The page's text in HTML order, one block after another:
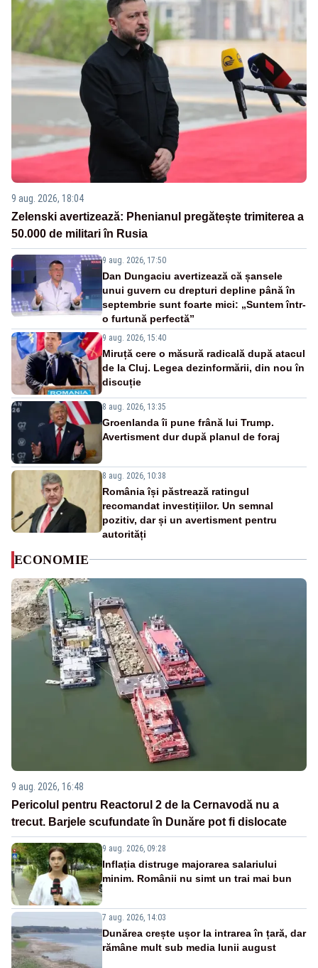
9 aug. 2026, 18:04
Zelenski avertizează: Phenianul pregătește trimiterea a
50.000 de militari în Rusia
9 aug. 2026, 17:50
Dan Dungaciu avertizează că șansele
unui guvern cu drepturi depline până în
septembrie sunt foarte mici: „Suntem într-
o furtună perfectă”
9 aug. 2026, 15:40
Miruță cere o măsură radicală după atacul
de la Cluj. Legea dezinformării, din nou în
discuție
8 aug. 2026, 13:35
Groenlanda îi pune frână lui Trump.
Avertisment dur după planul de foraj
8 aug. 2026, 10:38
România își păstrează ratingul
recomandat investițiilor. Un semnal
pozitiv, dar și un avertisment pentru
autorități
ECONOMIE
9 aug. 2026, 16:48
Pericolul pentru Reactorul 2 de la Cernavodă nu a
trecut. Barjele scufundate în Dunăre pot fi dislocate
9 aug. 2026, 09:28
Inflația distruge majorarea salariului
minim. Românii nu simt un trai mai bun
7 aug. 2026, 14:03
Dunărea crește ușor la intrarea în țară, dar
rămâne mult sub media lunii august